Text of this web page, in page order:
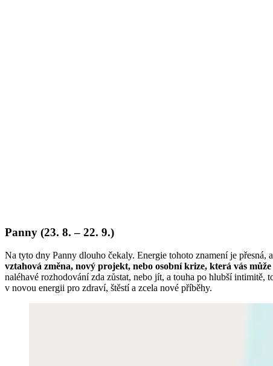
Panny (23. 8. – 22. 9.)
Na tyto dny Panny dlouho čekaly. Energie tohoto znamení je
vztahová změna, nový projekt, nebo osobní krize, která vás
naléhavé rozhodování zda zůstat, nebo jít, a touha po hlubší
v novou energii pro zdraví, štěstí a zcela nové příběhy.